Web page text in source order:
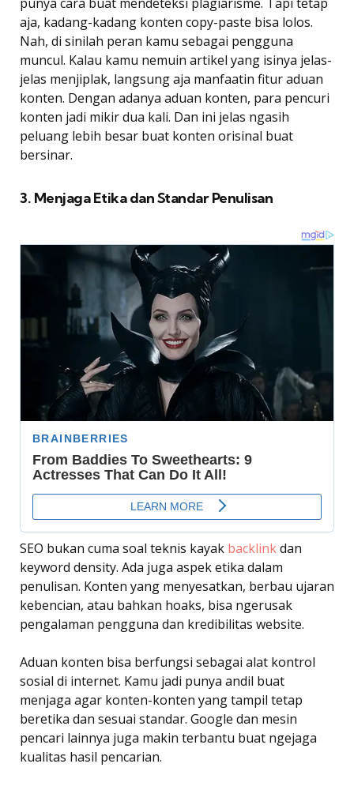
punya cara buat mendeteksi plagiarisme. Tapi tetap
aja, kadang-kadang konten copy-paste bisa lolos.
Nah, di sinilah peran kamu sebagai pengguna
muncul. Kalau kamu nemuin artikel yang isinya jelas-
jelas menjiplak, langsung aja manfaatin fitur aduan
konten. Dengan adanya aduan konten, para pencuri
konten jadi mikir dua kali. Dan ini jelas ngasih
peluang lebih besar buat konten orisinal buat
bersinar.
3. Menjaga Etika dan Standar Penulisan
SEO bukan cuma soal teknis kayak backlinkdan
keyword density. Ada juga aspek etika dalam
penulisan. Konten yang menyesatkan, berbau ujaran
kebencian, atau bahkan hoaks, bisa ngerusak
pengalaman pengguna dan kredibilitas website.
Aduan konten bisa berfungsi sebagai alat kontrol
sosial di internet. Kamu jadi punya andil buat
menjaga agar konten-konten yang tampil tetap
beretika dan sesuai standar. Google dan mesin
pencari lainnya juga makin terbantu buat ngejaga
kualitas hasil pencarian.